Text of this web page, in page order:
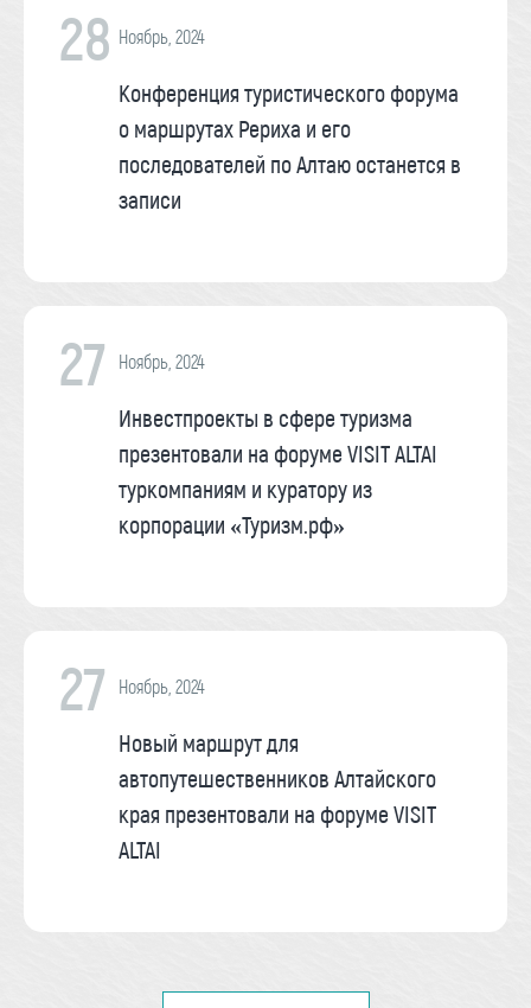
28 Ноябрь, 2024
Конференция туристического форума
о маршрутах Рериха и его
последователей по Алтаю останется в
записи
27 Ноябрь, 2024
Инвестпроекты в сфере туризма
презентовали на форуме VISIT ALTAI
туркомпаниям и куратору из
корпорации «Туризм.рф»
27 Ноябрь, 2024
Новый маршрут для
автопутешественников Алтайского
края презентовали на форуме VISIT
ALTAI